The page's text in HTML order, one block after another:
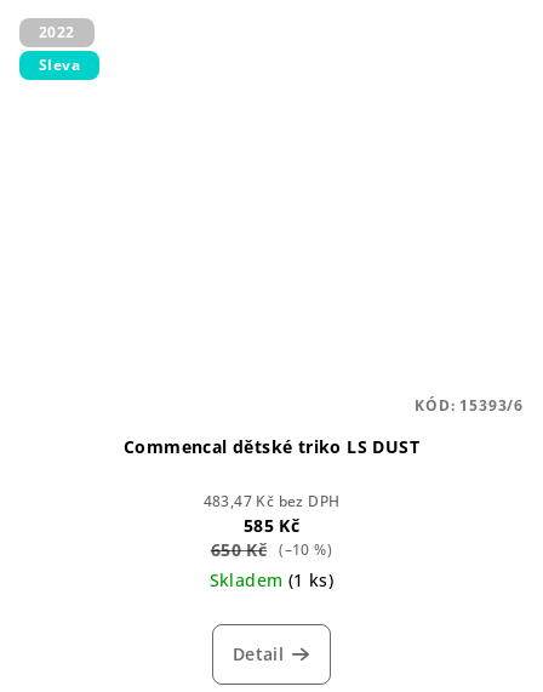
2022
Sleva
Commencal dětské triko LS DUST
483,47 Kč bez DPH
585 Kč
650 Kč (–10 %)
Skladem (1 ks)
Detail
KÓD: 15393/6